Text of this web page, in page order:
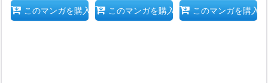
このマンガを購入 このマンガを購入 このマンガを購入